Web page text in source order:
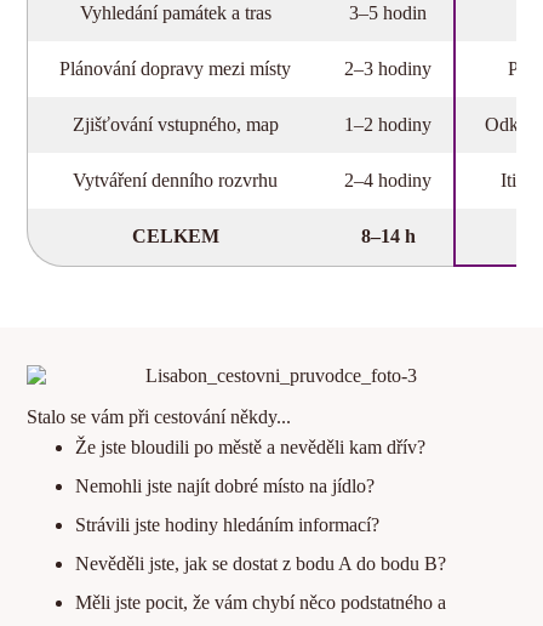
Vyhledání památek a tras 3–5 hodin
Plánování dopravy mezi místy 2–3 hodiny
Zjišťování vstupného, map 1–2 hodiny
Vytváření denního rozvrhu 2–4 hodiny
CELKEM 8–14 h
Stalo se vám při cestování někdy...
Že jste bloudili po městě a nevěděli kam dřív?
Nemohli jste najít dobré místo na jídlo?
Strávili jste hodiny hledáním informací?
Nevěděli jste, jak se dostat z bodu A do bodu B?
Měli jste pocit, že vám chybí něco podstatného a